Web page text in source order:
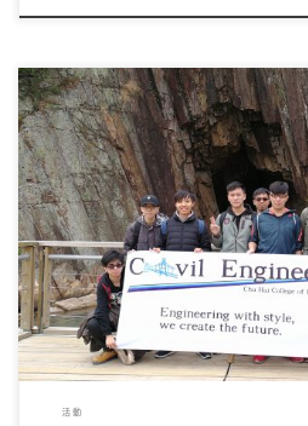
對不起，此內容只適用於English。
活動